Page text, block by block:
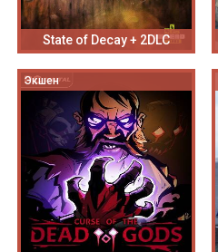
State of Decay + 2DLC
Экшен